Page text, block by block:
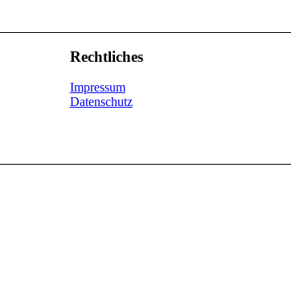
Rechtliches
Impressum
Datenschutz